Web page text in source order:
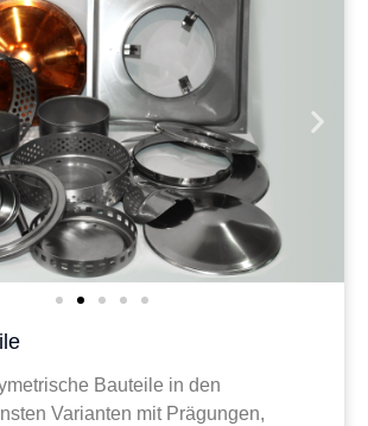
Bauteile in den
Varianten mit Prägungen,